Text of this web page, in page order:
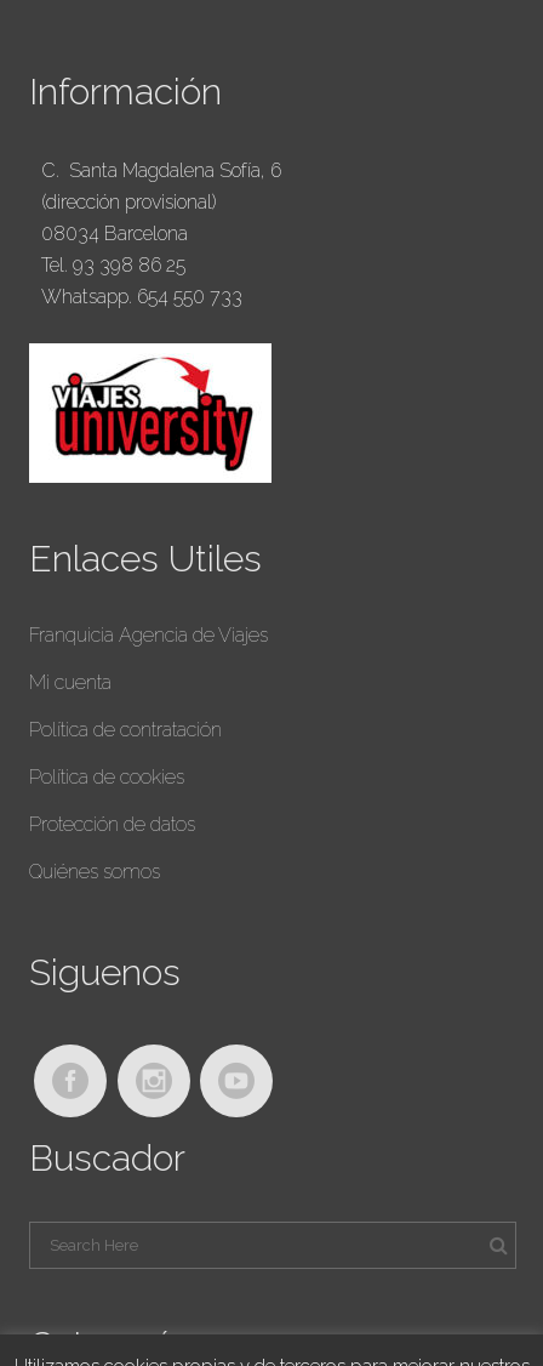
Información
C. Santa Magdalena Sofía, 6
(dirección provisional)
08034 Barcelona
Tel. 93 398 86 25
Whatsapp. 654 550 733
Enlaces Utiles
Franquicia Agencia de Viajes
Mi cuenta
Política de contratación
Política de cookies
Protección de datos
Quiénes somos
Siguenos
Buscador
Categorías